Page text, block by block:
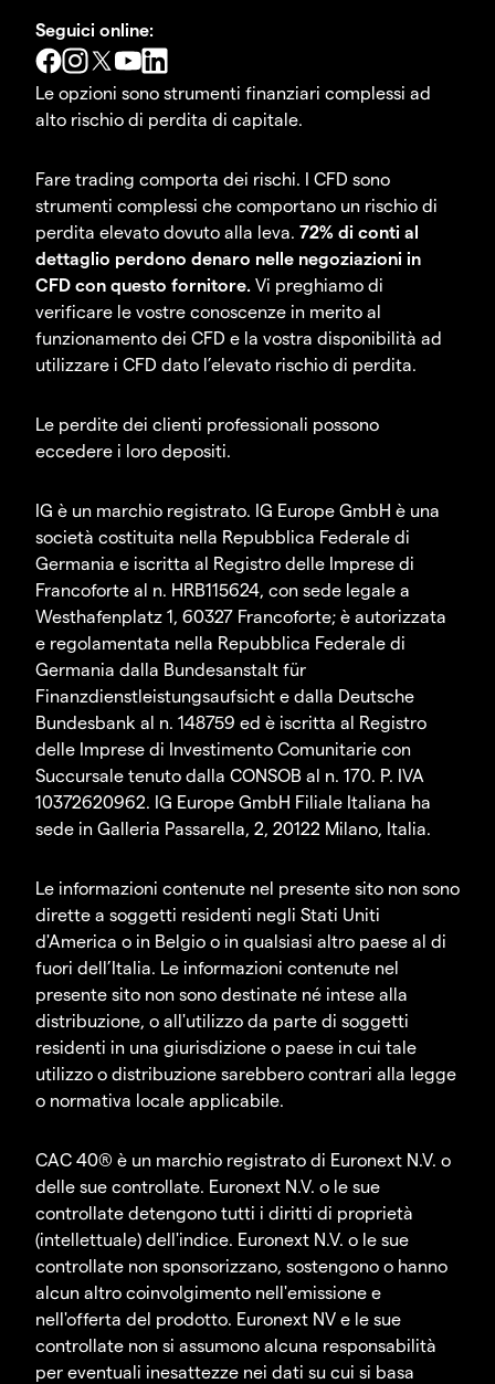
Seguici online:
Le opzioni sono strumenti finanziari complessi ad
alto rischio di perdita di capitale.
Fare trading comporta dei rischi. I CFD sono
strumenti complessi che comportano un rischio di
perdita elevato dovuto alla leva. 72% di conti al
dettaglio perdono denaro nelle negoziazioni in
CFD con questo fornitore. Vi preghiamo di
verificare le vostre conoscenze in merito al
funzionamento dei CFD e la vostra disponibilità ad
utilizzare i CFD dato l’elevato rischio di perdita.
Le perdite dei clienti professionali possono
eccedere i loro depositi.
IG è un marchio registrato. IG Europe GmbH è una
società costituita nella Repubblica Federale di
Germania e iscritta al Registro delle Imprese di
Francoforte al n. HRB115624, con sede legale a
Westhafenplatz 1, 60327 Francoforte; è autorizzata
e regolamentata nella Repubblica Federale di
Germania dalla Bundesanstalt für
Finanzdienstleistungsaufsicht e dalla Deutsche
Bundesbank al n. 148759 ed è iscritta al Registro
delle Imprese di Investimento Comunitarie con
Succursale tenuto dalla CONSOB al n. 170. P. IVA
10372620962. IG Europe GmbH Filiale Italiana ha
sede in Galleria Passarella, 2, 20122 Milano, Italia.
Le informazioni contenute nel presente sito non sono
dirette a soggetti residenti negli Stati Uniti
d'America o in Belgio o in qualsiasi altro paese al di
fuori dell’Italia. Le informazioni contenute nel
presente sito non sono destinate né intese alla
distribuzione, o all'utilizzo da parte di soggetti
residenti in una giurisdizione o paese in cui tale
utilizzo o distribuzione sarebbero contrari alla legge
o normativa locale applicabile.
CAC 40® è un marchio registrato di Euronext N.V. o
delle sue controllate. Euronext N.V. o le sue
controllate detengono tutti i diritti di proprietà
(intellettuale) dell'indice. Euronext N.V. o le sue
controllate non sponsorizzano, sostengono o hanno
alcun altro coinvolgimento nell'emissione e
nell'offerta del prodotto. Euronext NV e le sue
controllate non si assumono alcuna responsabilità
per eventuali inesattezze nei dati su cui si basa